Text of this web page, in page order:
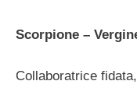
Scorpione –
Collaboratrice